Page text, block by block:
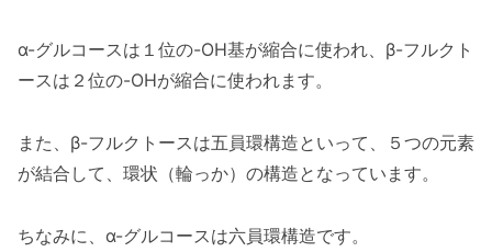
α-グルコースは１位の-OH基が縮合に使われ、β-フルクト
ースは２位の-OHが縮合に使われます。
また、β-フルクトースは五員環構造といって、５つの元素
が結合して、環状（輪っか）の構造となっています。
ちなみに、α-グルコースは六員環構造です。